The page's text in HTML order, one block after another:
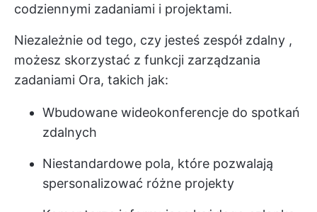
codziennymi zadaniami i projektami.
Niezależnie od tego, czy jesteś zespół zdalny ,
możesz skorzystać z funkcji zarządzania
zadaniami Ora, takich jak:
Wbudowane wideokonferencje do spotkań
zdalnych
Niestandardowe pola, które pozwalają
spersonalizować różne projekty